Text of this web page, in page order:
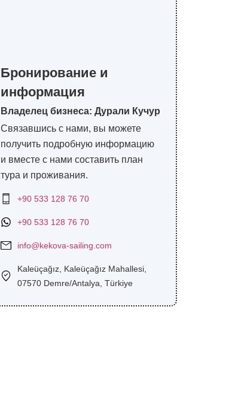
Бронирование и
информация
Владелец бизнеса: Дурали Кучур
Связавшись с нами, вы можете
получить подробную информацию
и вместе с нами составить план
тура и проживания.
+90 533 128 76 70
+90 533 128 76 70
info@kekova-sailing.com
Kaleüçağız, Kaleüçağız Mahallesi,
07570 Demre/Antalya, Türkiye